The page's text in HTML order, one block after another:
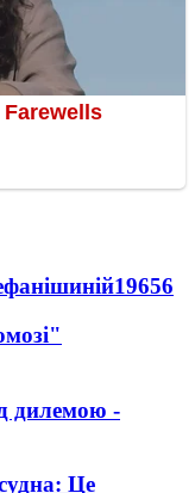
19656
дилемою -
Це